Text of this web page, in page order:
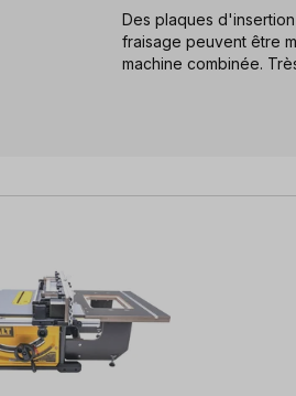
Des plaques
fraisage peuvent être
machine combinée.